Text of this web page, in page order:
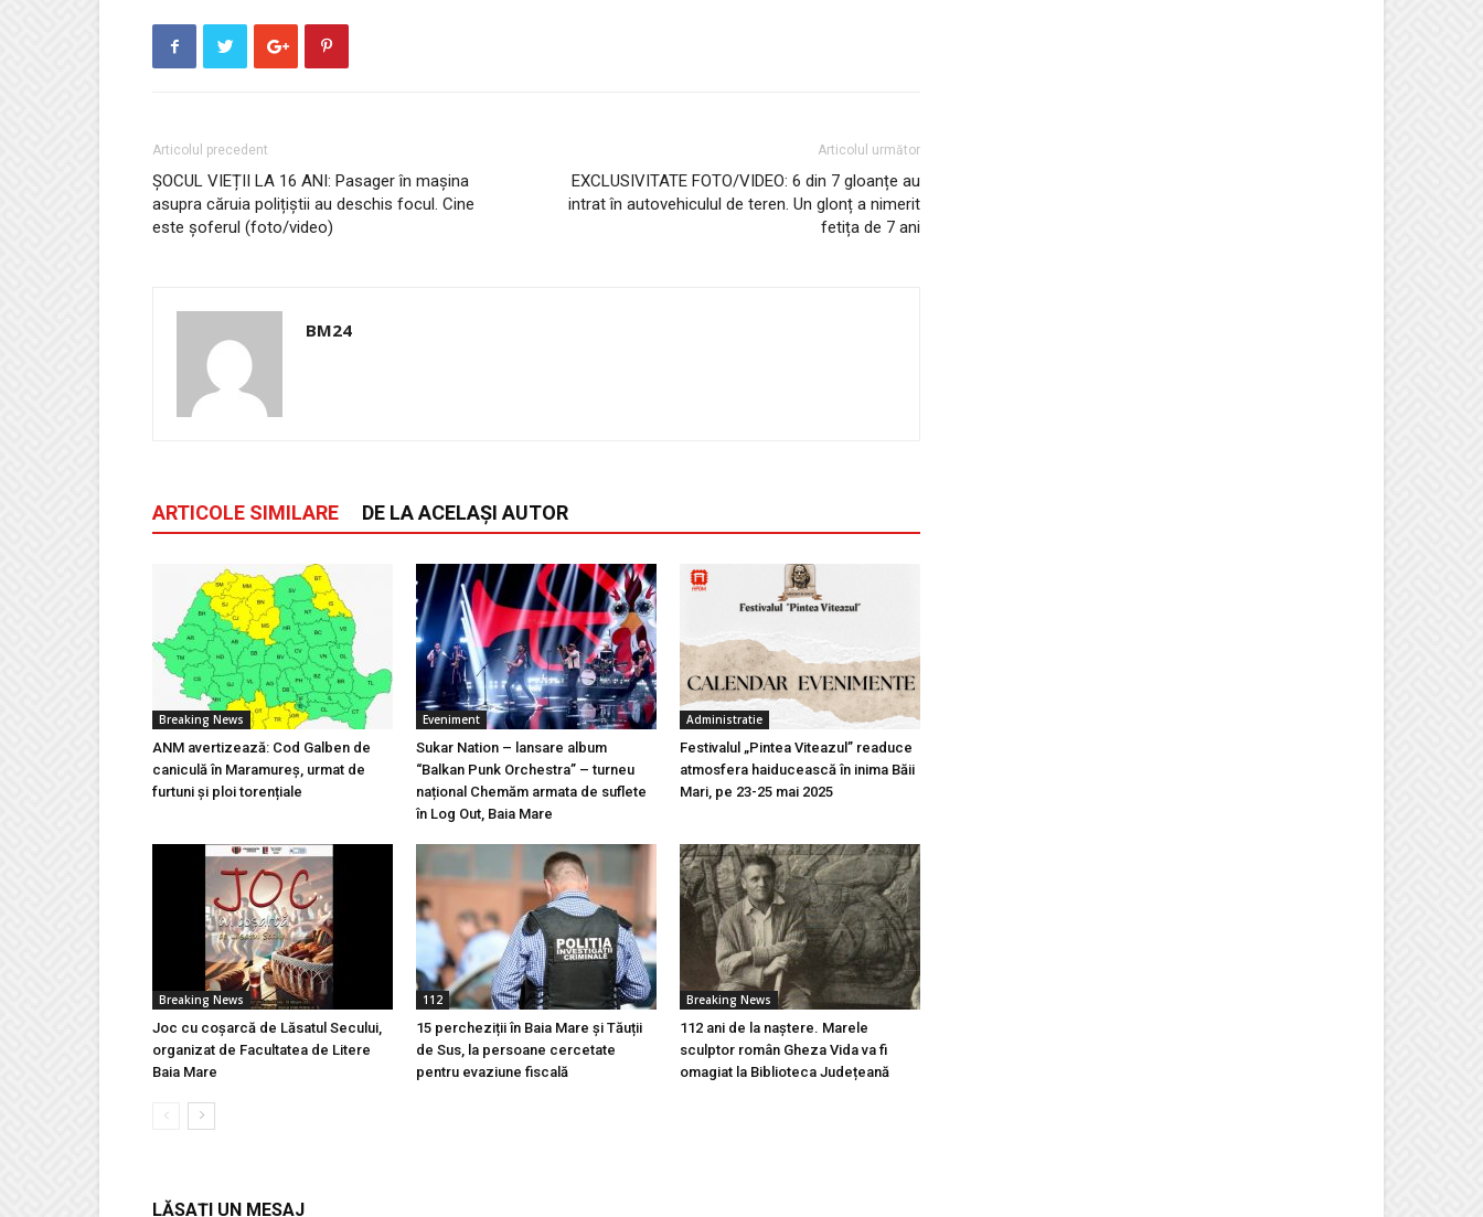
Articolul precedent
ȘOCUL VIEȚII LA 16 ANI: Pasager în mașina
asupra căruia polițiștii au deschis focul. Cine
este șoferul (foto/video)
Articolul următor
EXCLUSIVITATE FOTO/VIDEO: 6 din 7 gloanțe au
intrat în autovehiculul de teren. Un glonț a nimerit
fetița de 7 ani
BM24
ARTICOLE SIMILARE DE LA ACELAȘI AUTOR
Breaking News
ANM avertizează: Cod Galben de
caniculă în Maramureș, urmat de
furtuni și ploi torențiale
Eveniment
Sukar Nation – lansare album
“Balkan Punk Orchestra” – turneu
național Chemăm armata de suflete
în Log Out, Baia Mare
Administratie
Festivalul „Pintea Viteazul” readuce
atmosfera haiducească în inima Băii
Mari, pe 23-25 mai 2025
Breaking News
Joc cu coșarcă de Lăsatul Secului,
organizat de Facultatea de Litere
Baia Mare
112
15 percheziții în Baia Mare și Tăuții
de Sus, la persoane cercetate
pentru evaziune fiscală
Breaking News
112 ani de la naștere. Marele
sculptor român Gheza Vida va fi
omagiat la Biblioteca Județeană
LĂSAȚI UN MESAJ